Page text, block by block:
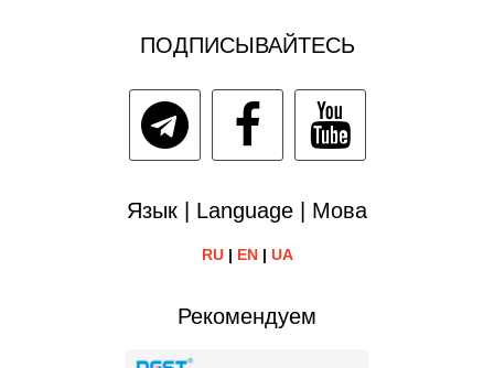
ПОДПИСЫВАЙТЕСЬ
Язык | Language | Мова
RU| EN| UA
Рекомендуем